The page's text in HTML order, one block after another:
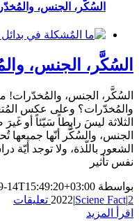
والمُخدّرات!
والمُخدّرات!
ما هو الرابط بين
عكس المُتعارف عليه
سَيّئاً أو غَيرَ صِحّيّ، فالرابِط
جميعها تُحفِّز جزءاً مِن
توجد أيّة دراسات تُثبِت أنَّ
amdsy|2022-09-